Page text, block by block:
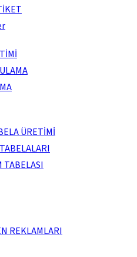
ÜRETİMİ
REKLAMLARI